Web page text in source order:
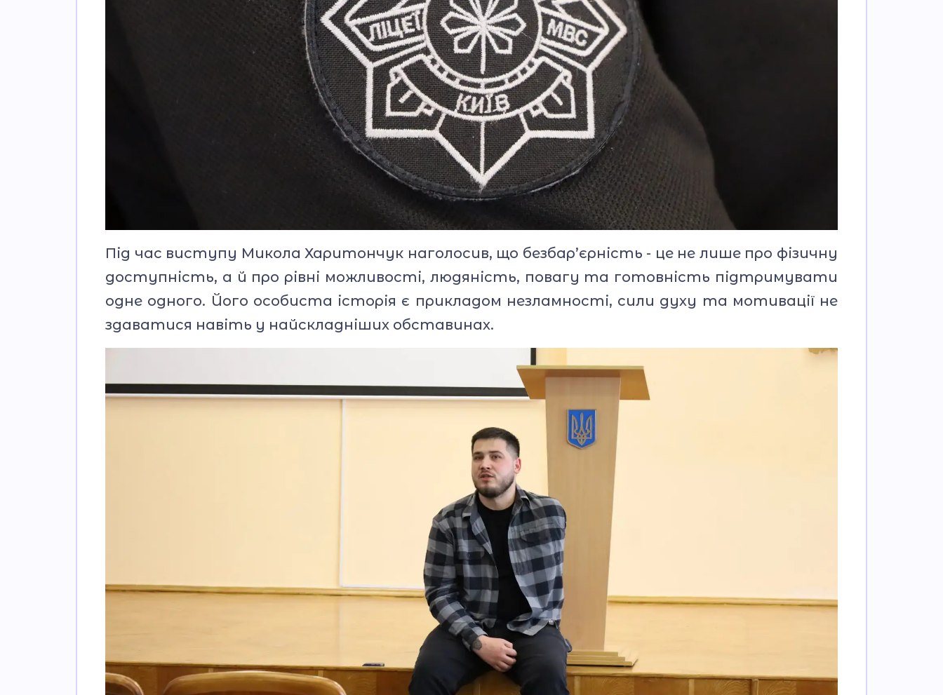
Під час виступу Микола Харитончук наголосив, що безбар’єрність - це не лише про фізичну
доступність, а й про рівні можливості, людяність, повагу та готовність підтримувати
одне одного. Його особиста історія є прикладом незламності, сили духу та мотивації не
здаватися навіть у найскладніших обставинах.